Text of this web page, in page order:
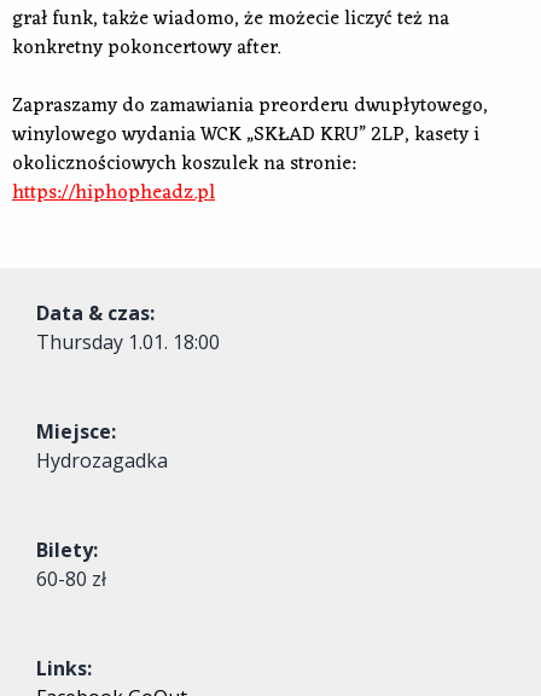
grał funk, także wiadomo, że możecie liczyć też na
konkretny pokoncertowy after.
Zapraszamy do zamawiania preorderu dwupłytowego,
winylowego wydania WCK „SKŁAD KRU” 2LP, kasety i
okolicznościowych koszulek na stronie:
https://hiphopheadz.pl
Data & czas:
Thursday 1.01. 18:00
Miejsce:
Hydrozagadka
Bilety:
60-80 zł
Links: